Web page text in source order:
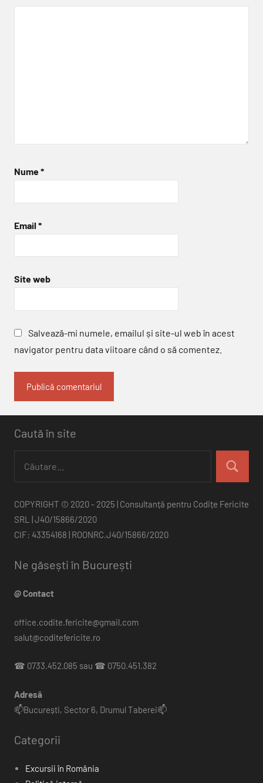
Nume*
Email *
Site web
Salvează-mi numele, emailul și site-ul web în acest
navigator pentru data viitoare când o să comentez.
Caută în site
după:
Căutare
COPYRIGHT © 2020 - 2025 | Consultanță pentru Codițe Fericite
SRL | J40/15866/2020
CIF: 43354168 | ROONRC.J40/15866/2020
Ne găsești în București
@ Contact
office.codite.fericite@gmail.com
salut@coditefericite.ro
☎ 0733.452.085 sau ☎ 0750.451.382
Adresă
📫București, Sector 6, Drumul Taberei📫
Categorii
Excursii în România